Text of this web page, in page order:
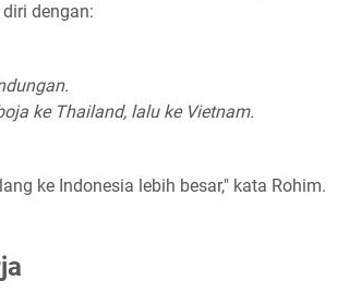
dengan:
ke Thailand, lalu ke Vietnam.
ke Indonesia lebih besar," kata Rohim.